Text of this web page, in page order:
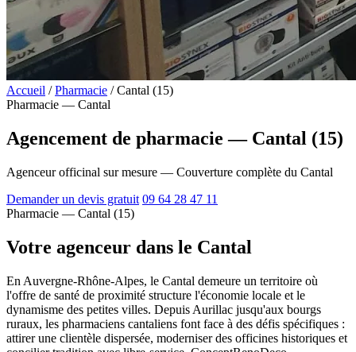
Accueil / Pharmacie / Cantal (15)
Pharmacie — Cantal
Agencement de pharmacie — Cantal (15)
Agenceur officinal sur mesure — Couverture complète du Cantal
Demander un devis gratuit 09 64 28 47 11
Pharmacie — Cantal (15)
Votre agenceur dans le Cantal
En Auvergne-Rhône-Alpes, le Cantal demeure un territoire où
l'offre de santé de proximité structure l'économie locale et le
dynamisme des petites villes. Depuis Aurillac jusqu'aux bourgs
ruraux, les pharmaciens cantaliens font face à des défis spécifiques :
attirer une clientèle dispersée, moderniser des officines historiques et